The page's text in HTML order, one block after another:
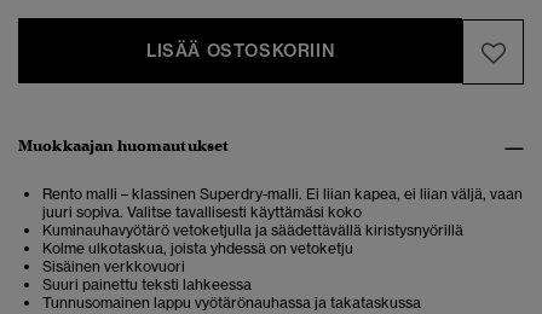
LISÄÄ OSTOSKORIIN
Muokkaajan huomautukset
Rento malli – klassinen Superdry-malli. Ei liian kapea, ei liian väljä, vaan
juuri sopiva. Valitse tavallisesti käyttämäsi koko
Kuminauhavyötärö vetoketjulla ja säädettävällä kiristysnyörillä
Kolme ulkotaskua, joista yhdessä on vetoketju
Sisäinen verkkovuori
Suuri painettu teksti lahkeessa
Tunnusomainen lappu vyötärönauhassa ja takataskussa